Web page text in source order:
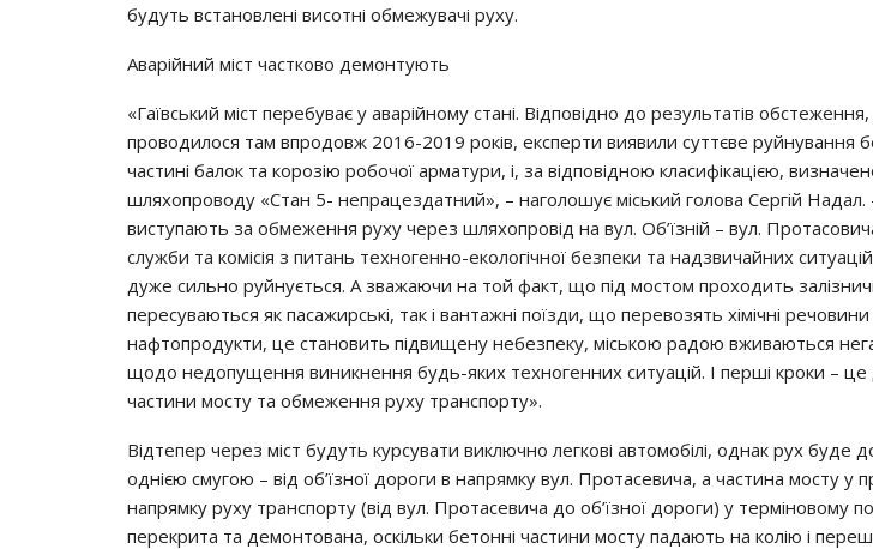
будуть встановлені висотні обмежувачі руху.
Аварійний міст частково демонтують
«Гаївський міст перебуває у аварійному стані. Відповідно до результатів
проводилося там впродовж 2016-2019 років, експерти виявили суттєве руйнування
частині балок та корозію робочої арматури, і, за відповідною класифікацією,
шляхопроводу «Стан 5- непрацездатний», – наголошує міський голова Сергій
виступають за обмеження руху через шляхопровід на вул. Об’їзній – вул. Протасовича
служби та комісія з питань техногенно-екологічної безпеки та надзвичайних
дуже сильно руйнується. А зважаючи на той факт, що під мостом проходить
пересуваються як пасажирські, так і вантажні поїзди, що перевозять хімічні речовини
нафтопродукти, це становить підвищену небезпеку, міською радою вживаються
щодо недопущення виникнення будь-яких техногенних ситуацій. І перші кроки –
частини мосту та обмеження руху транспорту».
Відтепер через міст будуть курсувати виключно легкові автомобілі, однак рух буде
однією смугою – від об’їзної дороги в напрямку вул. Протасевича, а частина мосту у
напрямку руху транспорту (від вул. Протасевича до об’їзної дороги) у терміновому
перекрита та демонтована, оскільки бетонні частини мосту падають на колію і